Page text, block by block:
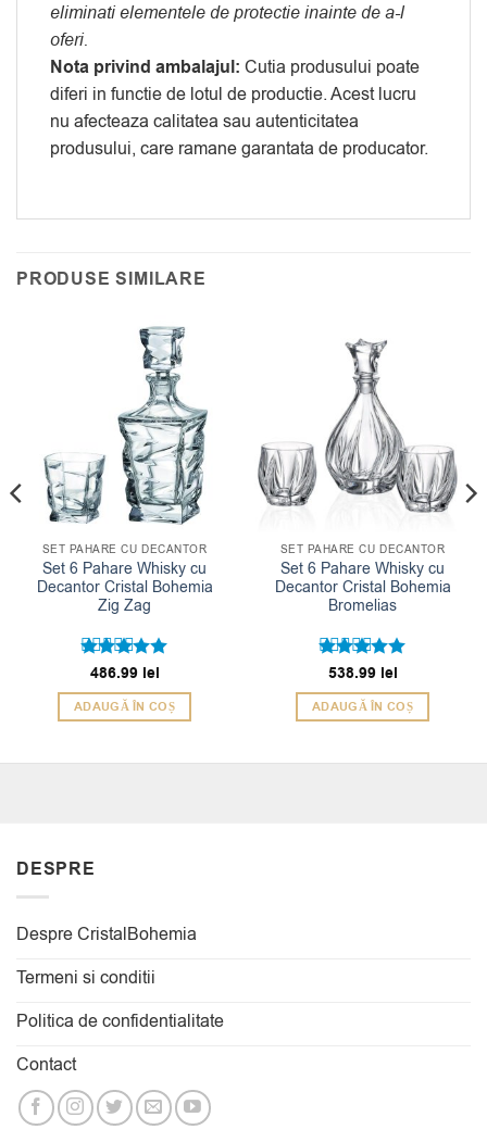
eliminati elementele de protectie inainte de a-l
oferi.
Nota privind ambalajul: Cutia produsului poate
diferi in functie de lotul de productie. Acest lucru
nu afecteaza calitatea sau autenticitatea
produsului, care ramane garantata de producator.
PRODUSE SIMILARE
SET PAHARE CU DECANTOR
Set 6 Pahare Whisky cu
Decantor Cristal Bohemia
Zig Zag
Evaluat la
5din 5
486.99 lei
ADAUGĂ ÎN COȘ
SET PAHARE CU DECANTOR
Set 6 Pahare Whisky cu
Decantor Cristal Bohemia
Bromelias
Evaluat la
5din 5
538.99 lei
ADAUGĂ ÎN COȘ
DESPRE
Despre CristalBohemia
Termeni si conditii
Politica de confidentialitate
Contact